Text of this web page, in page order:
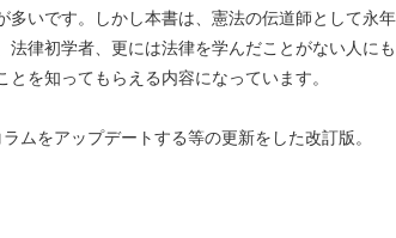
多いです。しかし本書は、憲法の伝道師として永
法律初学者、更には法律を学んだことがない人に
とを知ってもらえる内容になっています。
ムをアップデートする等の更新をした改訂版。